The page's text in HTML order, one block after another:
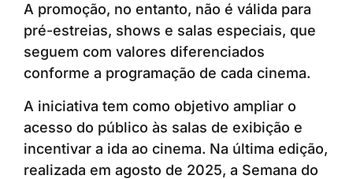
A promoção, no entanto, não é válida para
pré-estreias, shows e salas especiais, que
seguem com valores diferenciados
conforme a programação de cada cinema.
A iniciativa tem como objetivo ampliar o
acesso do público às salas de exibição e
incentivar a ida ao cinema. Na última edição,
realizada em agosto de 2025, a Semana do